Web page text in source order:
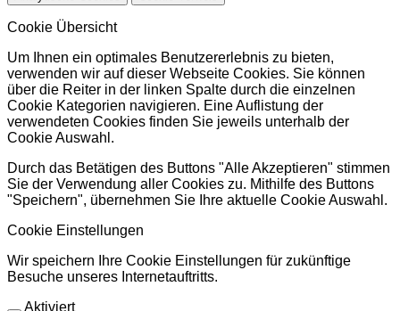
Cookie Übersicht
Um Ihnen ein optimales Benutzererlebnis zu bieten,
verwenden wir auf dieser Webseite Cookies. Sie können
über die Reiter in der linken Spalte durch die einzelnen
Cookie Kategorien navigieren. Eine Auflistung der
verwendeten Cookies finden Sie jeweils unterhalb der
Cookie Auswahl.
Durch das Betätigen des Buttons "Alle Akzeptieren" stimmen
Sie der Verwendung aller Cookies zu. Mithilfe des Buttons
"Speichern", übernehmen Sie Ihre aktuelle Cookie Auswahl.
Cookie Einstellungen
Wir speichern Ihre Cookie Einstellungen für zukünftige
Besuche unseres Internetauftritts.
Aktiviert